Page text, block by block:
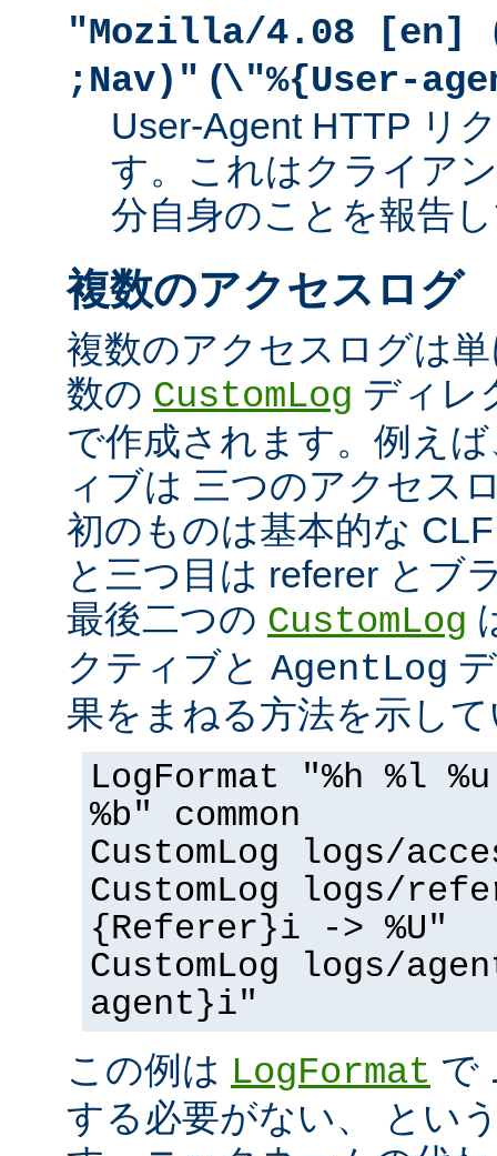
"Mozilla/4.08 [en]
;Nav)" (\"%{User-
User-Agent HTTP リ
す。これはクライア
分自身のことを報告
複数のアクセスログ
複数のアクセスログは
数の CustomLog ディレ
で作成されます。例え
ィブは 三つのアクセス
初のものは基本的な
と三つ目は referer とブ
最後二つの CustomLog
クティブと AgentLog
果をまねる方法を示し
LogFormat "%h %l
%b" common
CustomLog logs/
CustomLog logs/
{Referer}i -> %U"
CustomLog logs/
agent}i"
この例は LogFormat で
する必要がない、 とい